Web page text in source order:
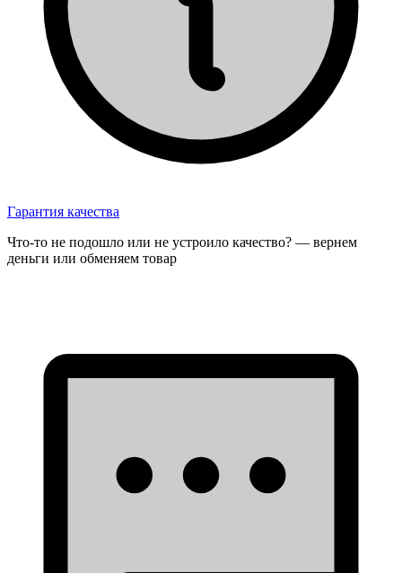
Гарантия качества
Что-то не подошло или не устроило качество? — вернем
деньги или обменяем товар